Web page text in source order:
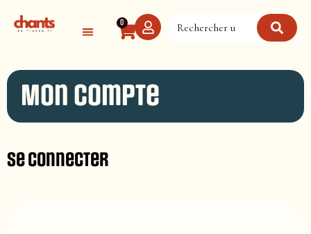
0
Mon compte
Se connecter